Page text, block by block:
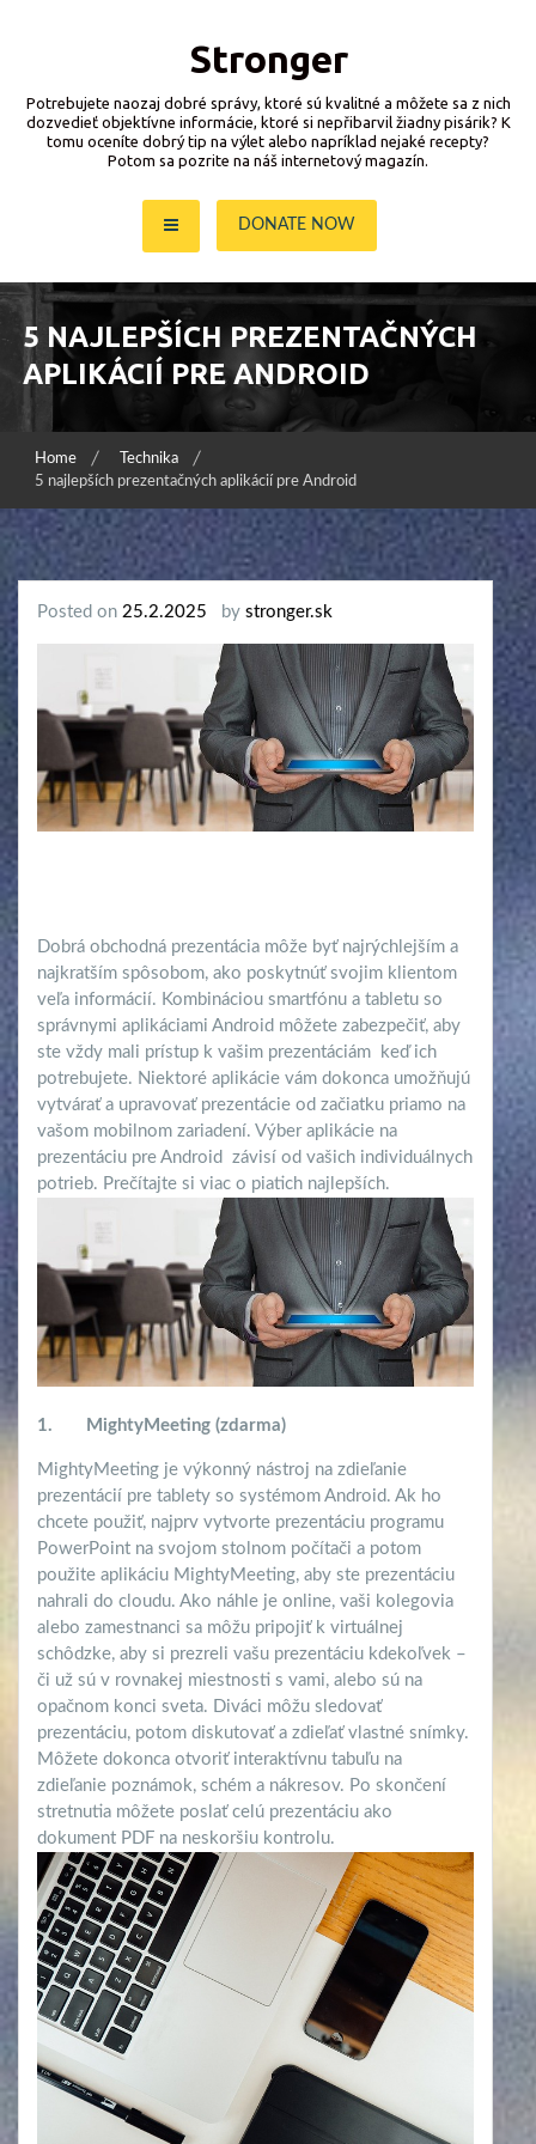
Stronger
Potrebujete naozaj dobré správy, ktoré sú kvalitné a môžete sa z nich
dozvedieť objektívne informácie, ktoré si nepřibarvil žiadny pisárik? K
tomu oceníte dobrý tip na výlet alebo napríklad nejaké recepty?
Potom sa pozrite na náš internetový magazín.
DONATE NOW
5 NAJLEPŠÍCH PREZENTAČNÝCH
APLIKÁCIÍ PRE ANDROID
Home
Technika
5 najlepších prezentačných aplikácií pre Android
Posted on 25.2.2025 by stronger.sk
Dobrá obchodná prezentácia môže byť najrýchlejším a
najkratším spôsobom, ako poskytnúť svojim klientom
veľa informácií. Kombináciou smartfónu a tabletu so
správnymi aplikáciami Android môžete zabezpečiť, aby
ste vždy mali prístup k vašim prezentáciám
keď ich
potrebujete. Niektoré aplikácie vám dokonca umožňujú
vytvárať a upravovať prezentácie od začiatku priamo na
vašom mobilnom zariadení. Výber aplikácie na
prezentáciu pre Android závisí od vašich individuálnych
potrieb. Prečítajte si viac o piatich najlepších.
1. MightyMeeting (zdarma)
MightyMeeting je výkonný nástroj na zdieľanie
prezentácií pre tablety so systémom Android. Ak ho
chcete použiť, najprv vytvorte prezentáciu programu
PowerPoint na svojom stolnom počítači a potom
použite aplikáciu MightyMeeting, aby ste prezentáciu
nahrali do cloudu. Ako náhle je online, vaši kolegovia
alebo zamestnanci sa môžu pripojiť k virtuálnej
schôdzke, aby si prezreli vašu prezentáciu kdekoľvek –
či už sú v rovnakej miestnosti s vami, alebo sú na
opačnom konci sveta. Diváci môžu sledovať
prezentáciu, potom diskutovať a zdieľať vlastné snímky.
Môžete dokonca otvoriť interaktívnu tabuľu na
zdieľanie poznámok, schém a nákresov. Po skončení
stretnutia môžete poslať celú prezentáciu ako
dokument PDF na neskoršiu kontrolu.